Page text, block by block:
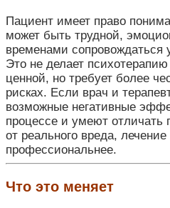
Пациент имеет право
может быть трудной,
временами сопровождаться
Это не делает
ценной, но требует более
рисках. Если врач и
возможные негативные
процессе и умеют отличать
от реального вреда,
профессиональнее.
Что это меняет